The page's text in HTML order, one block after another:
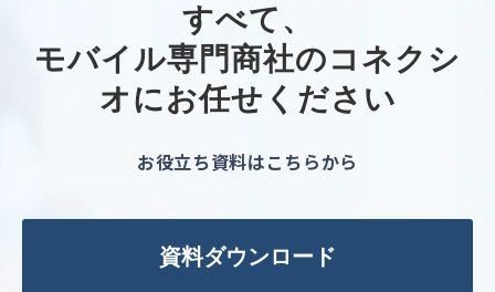
すべて、
モバイル専門商社のコネクシ
オにお任せください
お役立ち資料はこちらから
資料ダウンロード